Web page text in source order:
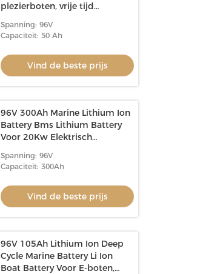
plezierboten, vrije tijd
Spanning: 96V
Capaciteit: 50 Ah
Vind de beste prijs
96V 300Ah Marine Lithium Ion
Battery Bms Lithium Battery
Voor 20Kw Elektrisch
Spanning: 96V
Capaciteit: 300Ah
Vind de beste prijs
96V 105Ah Lithium Ion Deep
Cycle Marine Battery Li Ion
Boat Battery Voor E-boten,